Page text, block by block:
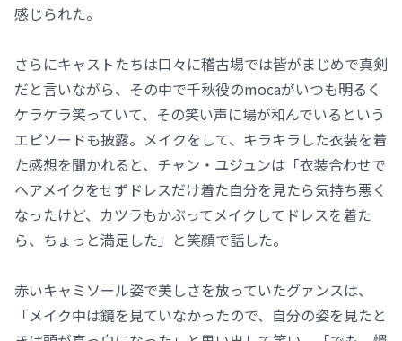
感じられた。
さらにキャストたちは口々に稽古場では皆がまじめで真剣
だと言いながら、その中で千秋役のmocaがいつも明るく
ケラケラ笑っていて、その笑い声に場が和んでいるという
エピソードも披露。メイクをして、キラキラした衣装を着
た感想を聞かれると、チャン・ユジュンは「衣装合わせで
ヘアメイクをせずドレスだけ着た自分を見たら気持ち悪く
なったけど、カツラもかぶってメイクしてドレスを着た
ら、ちょっと満足した」と笑顔で話した。
赤いキャミソール姿で美しさを放っていたグァンスは、
「メイク中は鏡を見ていなかったので、自分の姿を見たと